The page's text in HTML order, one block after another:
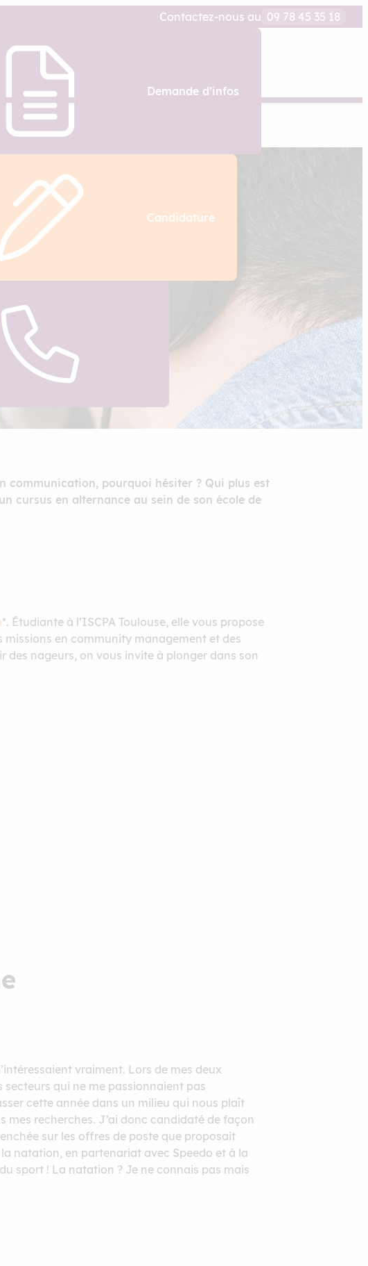
Contactez-nous au 09 78 45 35 18
Demande d’infos
Candidature
communication, pourquoi hésiter ? Qui plus est
cursus en alternance au sein de son école de
*. Étudiante à l’ISCPA Toulouse, elle vous propose
missions en community management et des
nageurs, on vous invite à plonger dans son
vraiment. Lors de mes deux
secteurs qui ne me passionnaient pas
cette année dans un milieu qui nous plaît
mes recherches. J’ai donc candidaté de façon
sur les offres de poste que proposait
natation, en partenariat avec Speedo et à la
sport ! La natation ? Je ne connais pas mais